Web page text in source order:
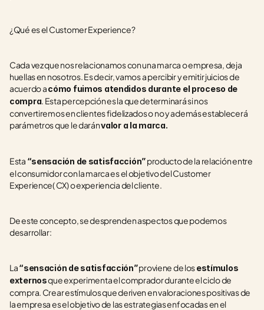
¿Qué es el Customer Experience?
Cada vez que nos relacionamos con una marca o empresa, deja
huellas en nosotros. Es decir, vamos a percibir y emitir juicios de
acuerdo a cómo fuimos atendidos durante el proceso de
compra. Esta percepción es la que determinará si nos
convertiremos en clientes fidelizados o no y además establecerá
parámetros que le darán valor a la marca.
Esta “sensación de satisfacción” producto de la relación entre
el consumidor con la marca es el objetivo del Customer
Experience( CX) o experiencia del cliente.
De este concepto, se desprenden aspectos que podemos
desarrollar:
La “sensación de satisfacción” proviene de los estímulos
externos que experimenta el comprador durante el ciclo de
compra. Crear estímulos que deriven en valoraciones positivas de
la empresa es el objetivo de las estrategias enfocadas en el